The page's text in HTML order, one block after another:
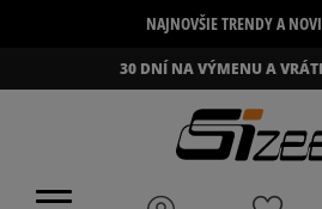
NAJNOVŠIE TRENDY A
30 DNÍ NA VÝMENU A